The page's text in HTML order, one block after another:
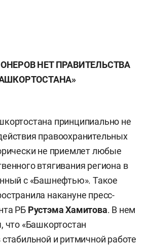
НЕТ ПРАВИТЕЛЬСТВА
принципиально не
правоохранительных
не приемлет любые
втягивания региона в
с «Башнефтью». Такое
накануне пресс-
РБ Рустэма Хамитова. В нем
что «Башкортостан
и ритмичной работе